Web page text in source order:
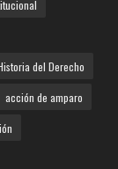
del Derecho
acción de amparo